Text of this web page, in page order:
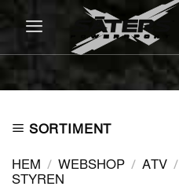
SORTIMENT
HEM / WEBSHOP / ATV /
STYREN